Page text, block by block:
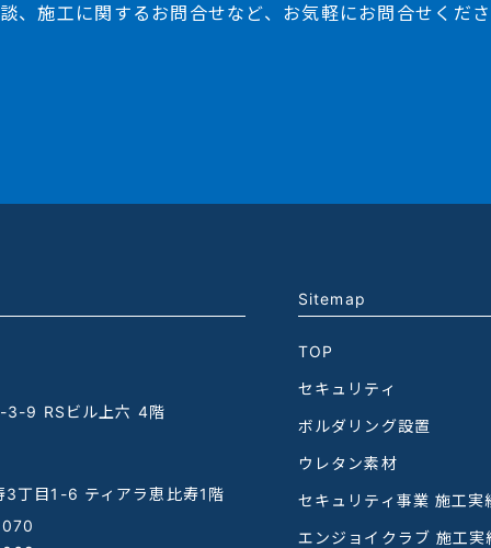
、施工に関するお問合せなど、お気軽にお問合せくださ
3-9 RSビル上六 4階
3丁目1-6 ティアラ恵比寿1階
Sitemap
TOP
セキュリティ
ボルダリング設置
ウレタン素材
セキュリティ事業 施工実
エンジョイクラブ 施工実